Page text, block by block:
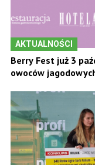
AKTUALNOŚCI
Berry Fest już 3
owoców